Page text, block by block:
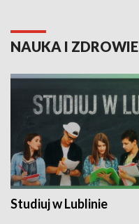
NAUKA I ZDROWIE
Studiuj w Lublinie